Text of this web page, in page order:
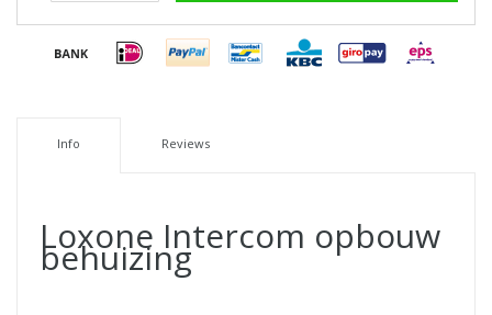
Info Reviews
Loxone Intercom opbouw
behuizing